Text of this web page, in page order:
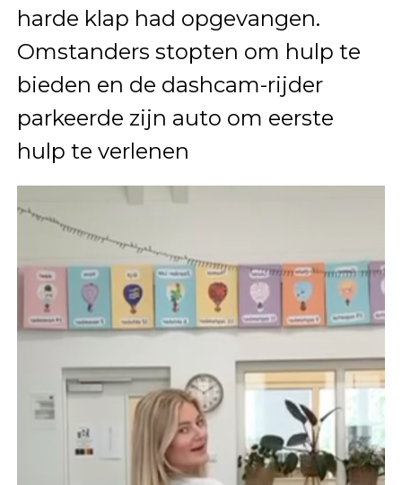
harde klap had opgevangen.
Omstanders stopten om hulp te
bieden en de dashcam-rijder
parkeerde zijn auto om eerste
hulp te verlenen